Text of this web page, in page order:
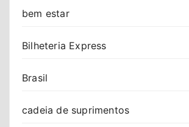
bem estar
Bilheteria Express
Brasil
cadeia de suprimentos